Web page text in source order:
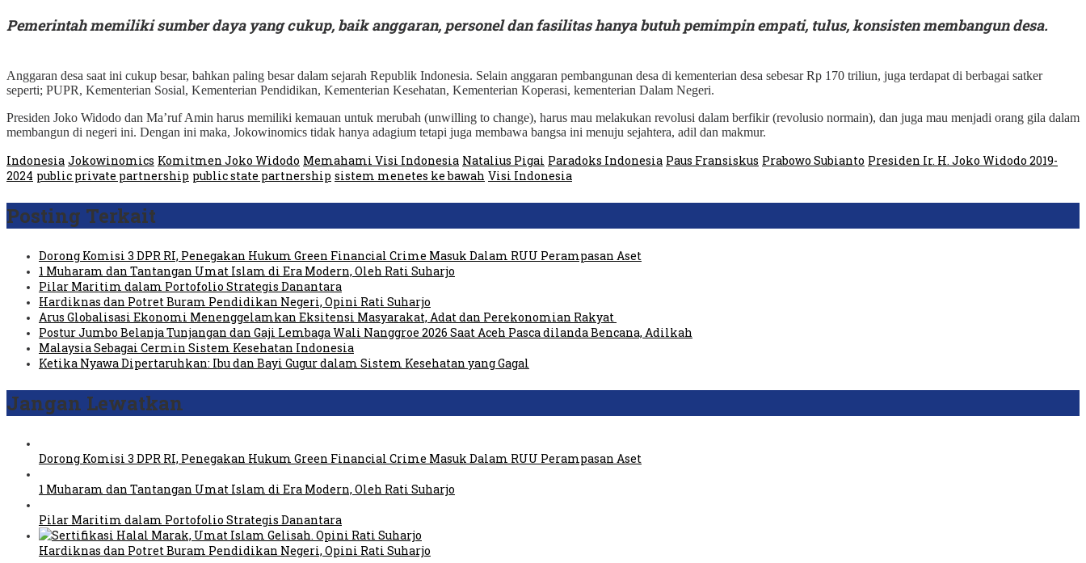
Pemerintah memiliki sumber daya yang cukup, baik anggaran, personel dan fasilitas hanya butuh pemimpin empati, tulus, konsisten membangun desa.
Anggaran desa saat ini cukup besar, bahkan paling besar dalam sejarah Republik Indonesia. Selain anggaran pembangunan desa di kementerian desa sebesar Rp 170 triliun, juga terdapat di berbagai satker
seperti; PUPR, Kementerian Sosial, Kementerian Pendidikan, Kementerian Kesehatan, Kementerian Koperasi, kementerian Dalam Negeri.
Presiden Joko Widodo dan Ma’ruf Amin harus memiliki kemauan untuk merubah (unwilling to change), harus mau melakukan revolusi dalam berfikir (revolusio normain), dan juga mau menjadi orang gila dalam
membangun di negeri ini. Dengan ini maka, Jokowinomics tidak hanya adagium tetapi juga membawa bangsa ini menuju sejahtera, adil dan makmur.
Indonesia Jokowinomics Komitmen Joko Widodo Memahami Visi Indonesia Natalius Pigai Paradoks Indonesia Paus Fransiskus Prabowo Subianto Presiden Ir. H. Joko Widodo 2019-
2024 public private partnership public state partnership sistem menetes ke bawah Visi Indonesia
Posting Terkait
Dorong Komisi 3 DPR RI, Penegakan Hukum Green Financial Crime Masuk Dalam RUU Perampasan Aset
1 Muharam dan Tantangan Umat Islam di Era Modern, Oleh Rati Suharjo
Pilar Maritim dalam Portofolio Strategis Danantara
Hardiknas dan Potret Buram Pendidikan Negeri, Opini Rati Suharjo
Arus Globalisasi Ekonomi Menenggelamkan Eksitensi Masyarakat, Adat dan Perekonomian Rakyat
Postur Jumbo Belanja Tunjangan dan Gaji Lembaga Wali Nanggroe 2026 Saat Aceh Pasca dilanda Bencana, Adilkah
Malaysia Sebagai Cermin Sistem Kesehatan Indonesia
Ketika Nyawa Dipertaruhkan: Ibu dan Bayi Gugur dalam Sistem Kesehatan yang Gagal
Jangan Lewatkan
Dorong Komisi 3 DPR RI, Penegakan Hukum Green Financial Crime Masuk Dalam RUU Perampasan Aset
1 Muharam dan Tantangan Umat Islam di Era Modern, Oleh Rati Suharjo
Pilar Maritim dalam Portofolio Strategis Danantara
Hardiknas dan Potret Buram Pendidikan Negeri, Opini Rati Suharjo